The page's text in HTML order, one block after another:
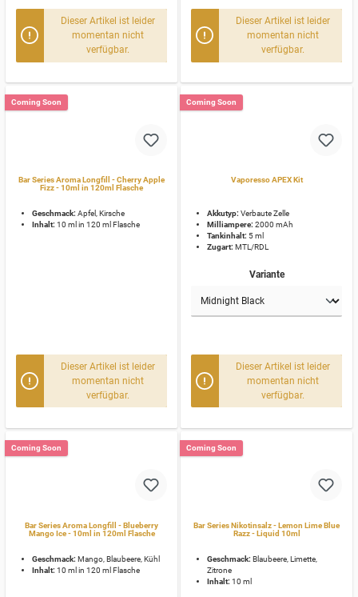
Dieser Artikel ist leider
momentan nicht
verfügbar.
Dieser Artikel ist leider
momentan nicht
verfügbar.
Coming Soon
Bar Series Aroma Longfill - Cherry Apple
Fizz - 10ml in 120ml Flasche
Geschmack: Apfel, Kirsche
Inhalt: 10 ml in 120 ml Flasche
Dieser Artikel ist leider
momentan nicht
verfügbar.
Coming Soon
Vaporesso APEX Kit
Akkutyp: Verbaute Zelle
Milliampere: 2000 mAh
Tankinhalt: 5 ml
Zugart: MTL/RDL
Variante
Dieser Artikel ist leider
momentan nicht
verfügbar.
Coming Soon
Bar Series Aroma Longfill - Blueberry
Mango Ice - 10ml in 120ml Flasche
Geschmack: Mango, Blaubeere, Kühl
Inhalt: 10 ml in 120 ml Flasche
Coming Soon
Bar Series Nikotinsalz - Lemon Lime Blue
Razz - Liquid 10ml
Geschmack: Blaubeere, Limette,
Zitrone
Inhalt: 10 ml